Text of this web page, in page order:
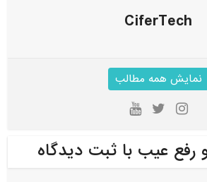
CiferTech
نمایش همه مطالب
رفع عیب با ثبت دیدگاه